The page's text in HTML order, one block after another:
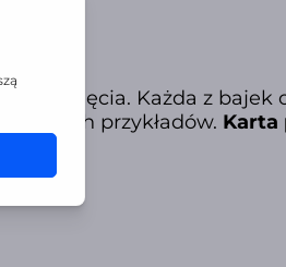
napięcia. Każda z bajek
swoich przykładów. Karta